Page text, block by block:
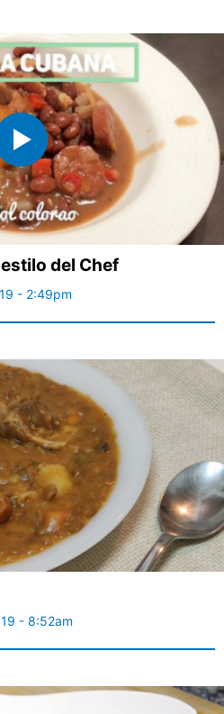
del Chef
- 2:49pm
- 8:52am